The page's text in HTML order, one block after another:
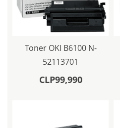
Toner OKI B6100 N-
52113701
CLP99,990